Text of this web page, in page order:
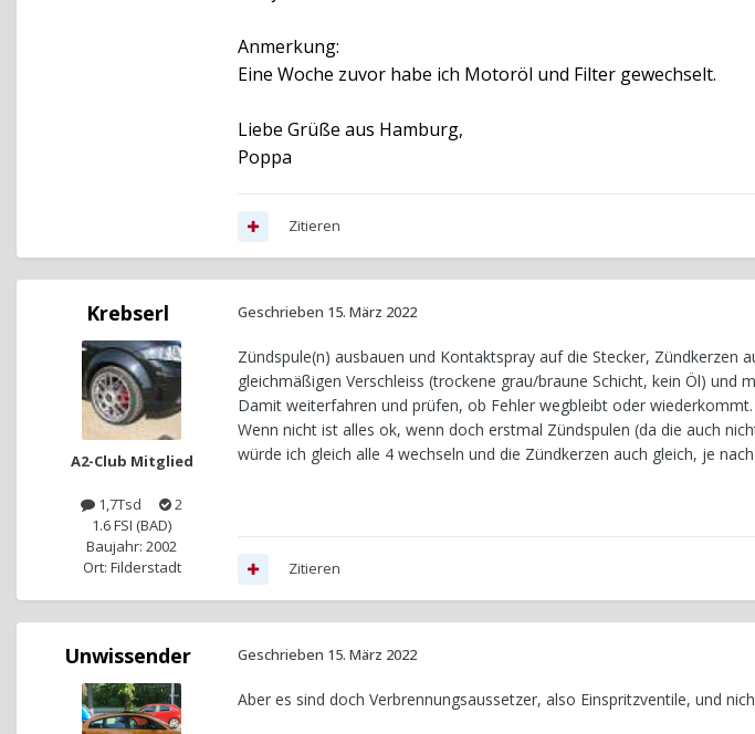
Anmerkung:
Eine Woche zuvor habe ich Motoröl und Filter gewechselt.
Liebe Grüße aus Hamburg,
Poppa
Zitieren
Krebserl
A2-Club Mitglied
1,7Tsd
2
1.6 FSI (BAD)
Baujahr: 2002
Ort: Filderstadt
Geschrieben 15. März 2022
Zündspule(n) ausbauen und Kontaktspray auf die Stecker, Zündkerzen
gleichmäßigen Verschleiss (trockene grau/braune Schicht, kein Öl) und
Damit weiterfahren und prüfen, ob Fehler wegbleibt oder wiederkommt.
Wenn nicht ist alles ok, wenn doch erstmal Zündspulen (da die auch
würde ich gleich alle 4 wechseln und die Zündkerzen auch gleich, je
Zitieren
Unwissender Geschrieben 15. März 2022
Aber es sind doch Verbrennungsaussetzer, also Einspritzventile, und